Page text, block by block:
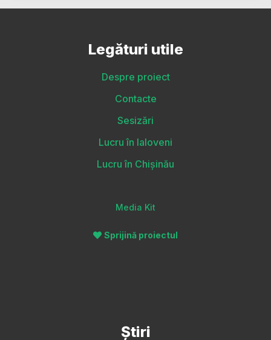
Legături utile
Despre proiect
Contacte
Sesizări
Lucru în Ialoveni
Lucru în Chișinău
Media Kit
Sprijină proiectul
Știri